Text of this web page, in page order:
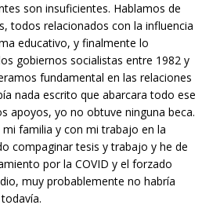
son insuficientes. Hablamos de
todos relacionados con la influencia
educativo, y finalmente lo
gobiernos socialistas entre 1982 y
fundamental en las relaciones
nada escrito que abarcara todo ese
apoyos, yo no obtuve ninguna beca.
familia y con mi trabajo en la
compaginar tesis y trabajo y he de
por la COVID y el forzado
muy probablemente no habría